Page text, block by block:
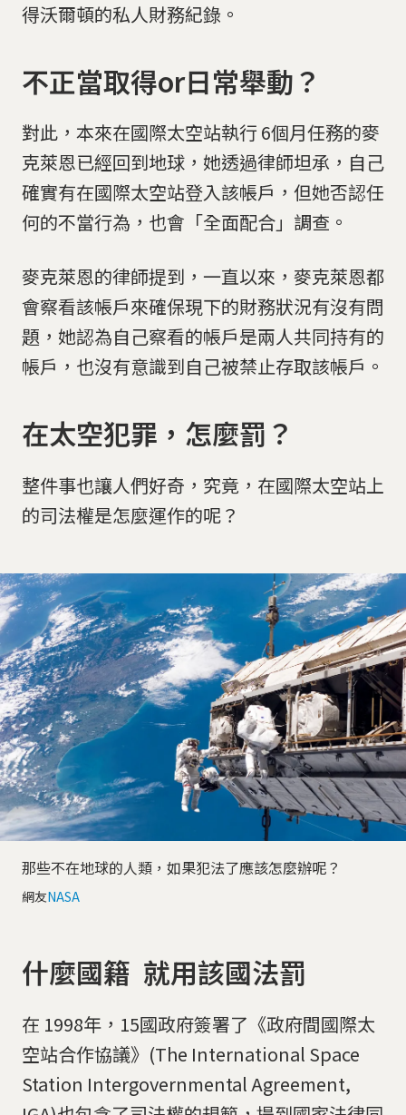
得沃爾頓的私人財務紀錄。
不正當取得or日常舉動？
對此，本來在國際太空站執行 6個月任務的麥
克萊恩已經回到地球，她透過律師坦承，自己
確實有在國際太空站登入該帳戶，但她否認任
何的不當行為，也會「全面配合」調查。
麥克萊恩的律師提到，一直以來，麥克萊恩都
會察看該帳戶來確保現下的財務狀況有沒有問
題，她認為自己察看的帳戶是兩人共同持有的
帳戶，也沒有意識到自己被禁止存取該帳戶。
在太空犯罪，怎麼罰？
整件事也讓人們好奇，究竟，在國際太空站上
的司法權是怎麼運作的呢？
那些不在地球的人類，如果犯法了應該怎麼辦呢？
網友NASA
什麼國籍 就用該國法罰
在 1998年，15國政府簽署了《政府間國際太
空站合作協議》(The International Space
Station Intergovernmental Agreement,